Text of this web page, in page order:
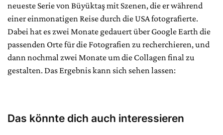
neueste Serie von Büyüktaş mit Szenen, die er während
einer einmonatigen Reise durch die USA fotografierte.
Dabei hat es zwei Monate gedauert über Google Earth die
passenden Orte für die Fotografien zu recherchieren, und
dann nochmal zwei Monate um die Collagen final zu
gestalten. Das Ergebnis kann sich sehen lassen:
Das könnte dich auch interessieren